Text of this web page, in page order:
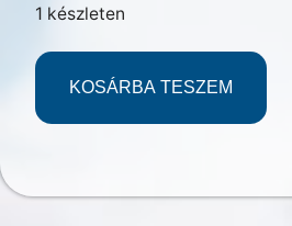
1 készleten
KOSÁRBA TESZEM